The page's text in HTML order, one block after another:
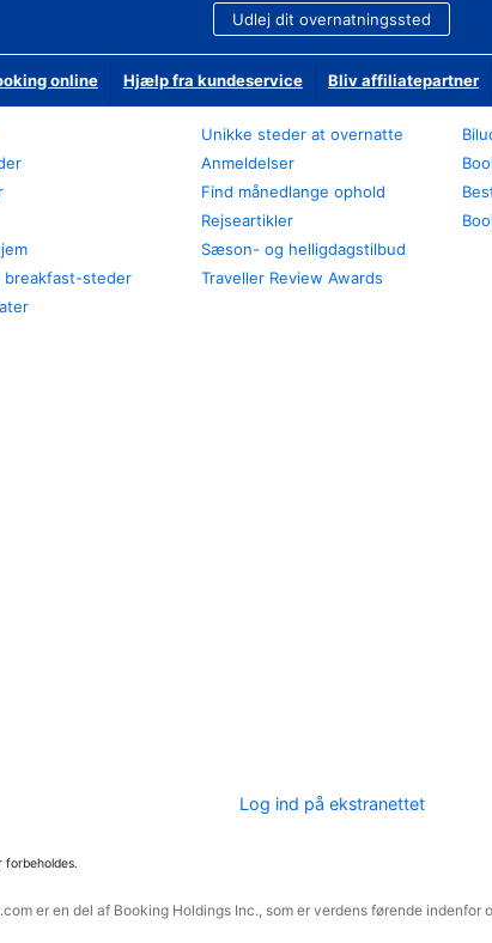
Udlej dit overnatningssted
online Hjælp fra kundeservice Bliv affiliatepartner
breakfast-steder
Unikke steder at overnatte
Anmeldelser
Find månedlange ophold
Rejseartikler
Sæson- og helligdagstilbud
Traveller Review Awards
Log ind på ekstranettet
forbeholdes.
er en del af Booking Holdings Inc., som er verdens førende indenfor